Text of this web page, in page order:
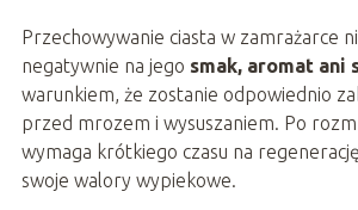
Przechowywanie ciasta w zamrażarce
negatywnie na jego smak, aromat ani
warunkiem, że zostanie odpowiednio
przed mrozem i wysuszaniem. Po
wymaga krótkiego czasu na
swoje walory wypiekowe.